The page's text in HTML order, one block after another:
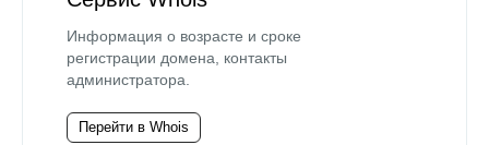
Информация о возрасте и сроке
регистрации домена, контакты
администратора.
Перейти в Whois